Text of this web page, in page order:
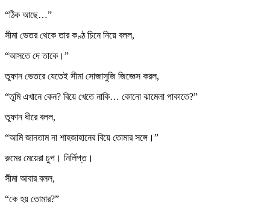
“ঠিক আছে…”
সীমা ভেতর থেকে তার কণ্ঠ চিনে নিয়ে বলল,
“আসতে দে তাকে।”
তুফান ভেতরে যেতেই সীমা সোজাসুজি জিজ্ঞেস করল,
“তুমি এখানে কেন? বিয়ে খেতে নাকি… কোনো ঝামেলা পাকাতে?”
তুফান ধীরে বলল,
“আমি জানতাম না শাহজাহানের বিয়ে তোমার সঙ্গে।”
রুমের মেয়েরা চুপ। নির্লিপ্ত।
সীমা আবার বলল,
“কে হয় তোমার?”